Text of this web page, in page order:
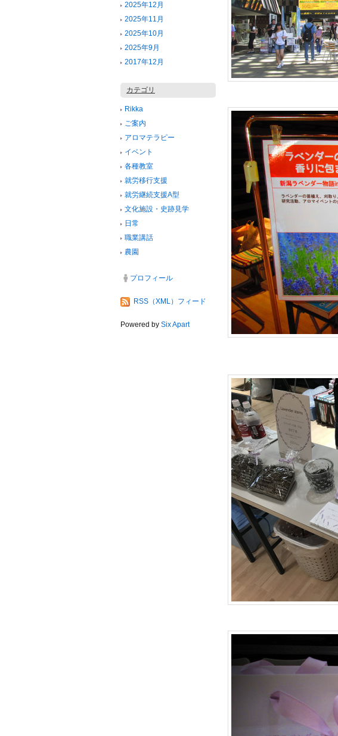
2025年12月
2025年11月
2025年10月
2025年9月
2017年12月
カテゴリ
Rikka
ご案内
アロマテラピー
イベント
各種教室
就労移行支援
就労継続支援A型
文化施設・史跡見学
日常
職業講話
農園
プロフィール
RSS（XML）フィード
Powered by Six Apart